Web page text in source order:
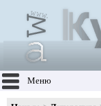
Меню